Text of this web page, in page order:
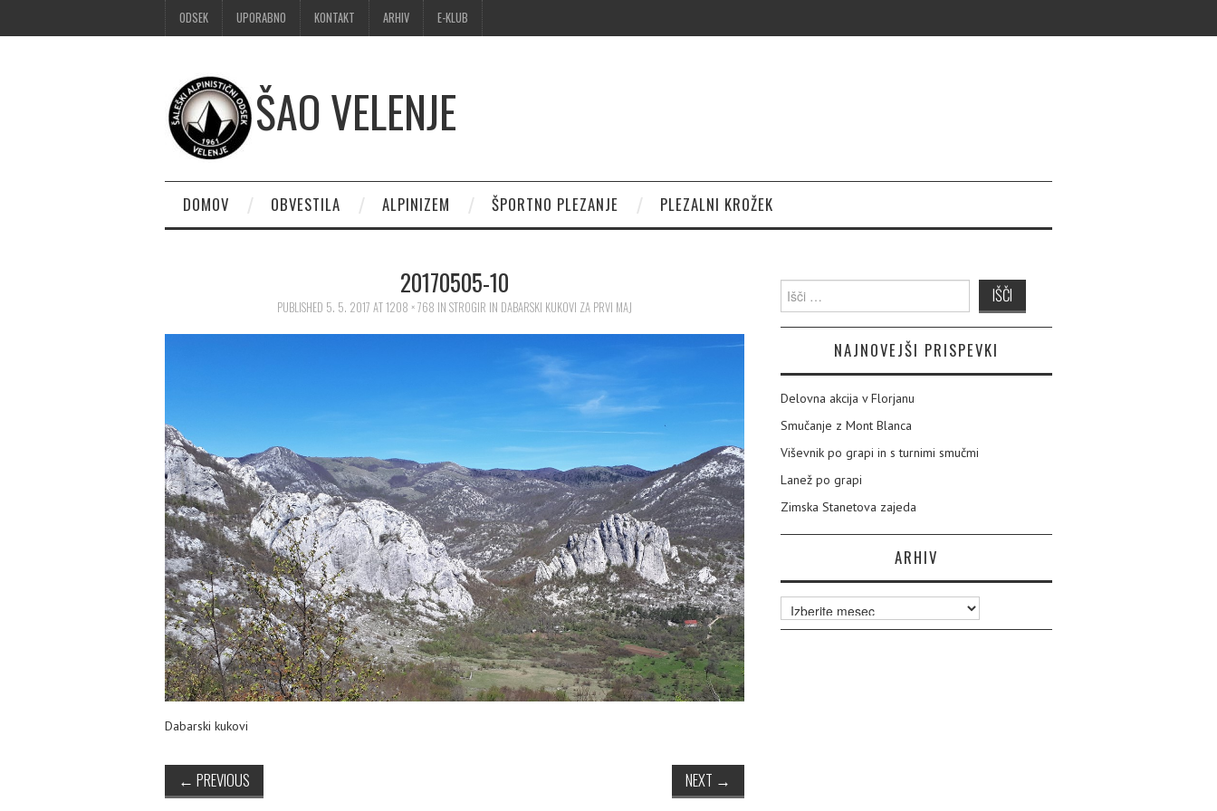
ODSEK UPORABNO KONTAKT ARHIV E-KLUB
ŠAO VELENJE
DOMOV OBVESTILA ALPINIZEM ŠPORTNO PLEZANJE PLEZALNI KROŽEK
20170505-10
PUBLISHED 5. 5. 2017 AT1208 × 768 IN STROGIR IN DABARSKI KUKOVI ZA PRVI MAJ
Dabarski kukovi
← PREVIOUS NEXT →
Išči:
NAJNOVEJŠI PRISPEVKI
Delovna akcija v Florjanu
Smučanje z Mont Blanca
Viševnik po grapi in s turnimi smučmi
Lanež po grapi
Zimska Stanetova zajeda
ARHIV
Arhiv